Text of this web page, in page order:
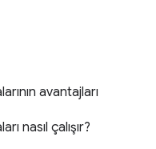
avantajları
nasıl çalışır?